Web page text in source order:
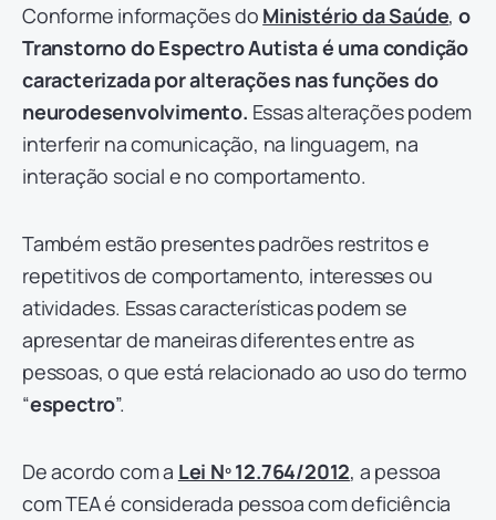
Conforme informações do Ministério da Saúde,o
Transtorno do Espectro Autista é uma condição
caracterizada por alterações nas funções do
neurodesenvolvimento. Essas alterações podem
interferir na comunicação, na linguagem, na
interação social e no comportamento.
Também estão presentes padrões restritos e
repetitivos de comportamento, interesses ou
atividades. Essas características podem se
apresentar de maneiras diferentes entre as
pessoas, o que está relacionado ao uso do termo
“espectro”.
De acordo com a Lei Nº 12.764/2012, a pessoa
com TEA é considerada pessoa com deficiência